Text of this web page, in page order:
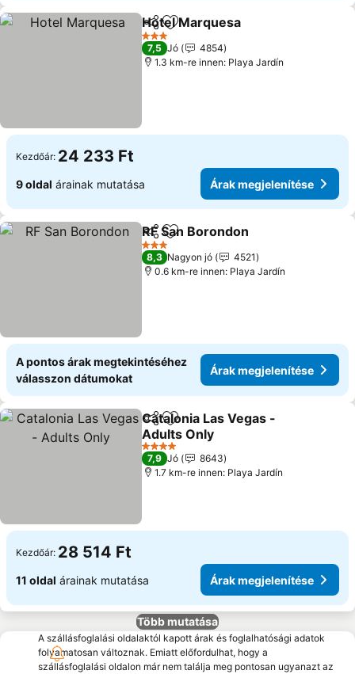
Megosztás
Hozzáadás a kedvencekhez
Hotel Marquesa
3 Kategória
7,5 Jó
4854
1.3 km-re innen: Playa Jardín
Kezdőár: 24 233 Ft
9 oldal árainak mutatása Árak megjelenítése
Megosztás
Hozzáadás a kedvencekhez
RF San Borondon
3 Kategória
8,3 Nagyon jó
4521
0.6 km-re innen: Playa Jardín
A pontos árak megtekintéséhez
válasszon dátumokat
Árak megjelenítése
Megosztás
Hozzáadás a kedvencekhez
Catalonia Las Vegas -
Adults Only
Árak megjelenítése
4 Kategória
7,9 Jó
8643
1.7 km-re innen: Playa Jardín
Kezdőár: 28 514 Ft
11 oldal árainak mutatása Árak megjelenítése
Több mutatása
A szállásfoglalási oldalaktól kapott árak és foglalhatósági adatok
folyamatosan változnak. Emiatt előfordulhat, hogy a
szállásfoglalási oldalon már nem találja meg pontosan ugyanazt az